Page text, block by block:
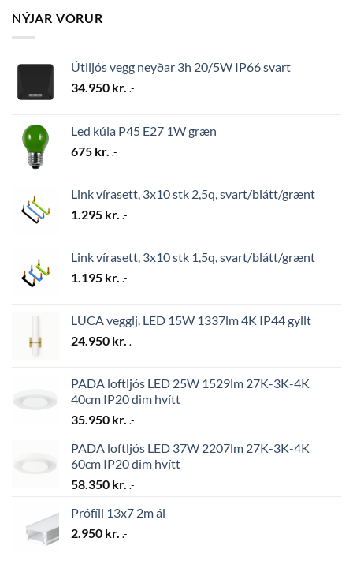
NÝJAR VÖRUR
Útiljós vegg neyðar 3h 20/5W IP66 svart
34.950 kr. .-
Led kúla P45 E27 1W græn
675 kr. .-
Link vírasett, 3x10 stk 2,5q, svart/blátt/grænt
1.295 kr. .-
Link vírasett, 3x10 stk 1,5q, svart/blátt/grænt
1.195 kr. .-
LUCA vegglj. LED 15W 1337lm 4K IP44 gyllt
24.950 kr. .-
PADA loftljós LED 25W 1529lm 27K-3K-4K
40cm IP20 dim hvítt
35.950 kr. .-
PADA loftljós LED 37W 2207lm 27K-3K-4K
60cm IP20 dim hvítt
58.350 kr. .-
Prófíll 13x7 2m ál
2.950 kr. .-